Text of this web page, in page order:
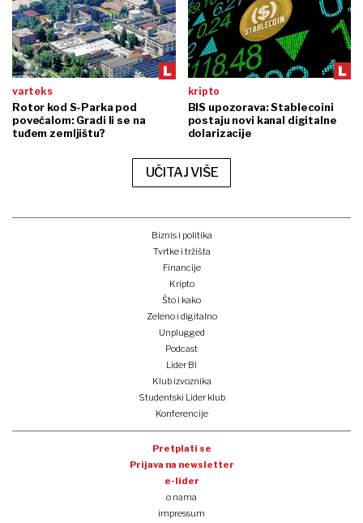
varteks
Rotor kod S-Parka pod
povećalom: Gradi li se na
tuđem zemljištu?
kripto
BIS upozorava: Stablecoini
postaju novi kanal digitalne
dolarizacije
UČITAJ VIŠE
Biznis i politika
Tvrtke i tržišta
Financije
Kripto
Što i kako
Zeleno i digitalno
Unplugged
Podcast
Lider BI
Klub izvoznika
Studentski Lider klub
Konferencije
Pretplati se
Prijava na newsletter
e-lider
o nama
impressum